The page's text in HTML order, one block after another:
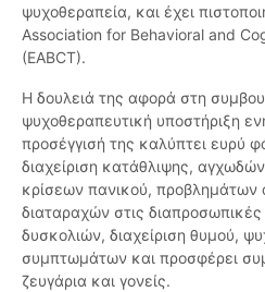
ψυχοθεραπεία, και έχει
Association for Behavioral and
(EABCT).
Η δουλειά της αφορά στη
ψυχοθεραπευτική υποστήριξη
προσέγγισή της καλύπτει ευρύ
διαχείριση κατάθλιψης,
κρίσεων πανικού, προβλημάτων
διαταραχών στις
δυσκολιών, διαχείριση θυμού,
συμπτωμάτων και προσφέρει
ζευγάρια και γονείς.